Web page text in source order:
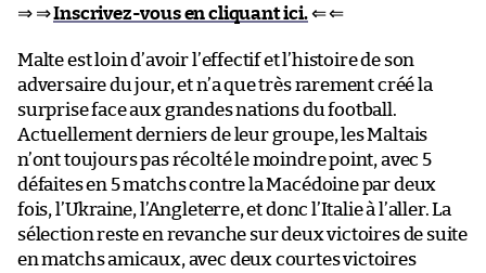
⇒ ⇒Inscrivez-vous en cliquant ici.⇐ ⇐
Malte est loin d’avoir l’effectif et l’histoire de son
adversaire du jour, et n’a que très rarement créé la
surprise face aux grandes nations du football.
Actuellement derniers de leur groupe, les Maltais
n’ont toujours pas récolté le moindre point, avec 5
défaites en 5 matchs contre la Macédoine par deux
fois, l’Ukraine, l’Angleterre, et donc l’Italie à l’aller. La
sélection reste en revanche sur deux victoires de suite
en matchs amicaux, avec deux courtes victoires